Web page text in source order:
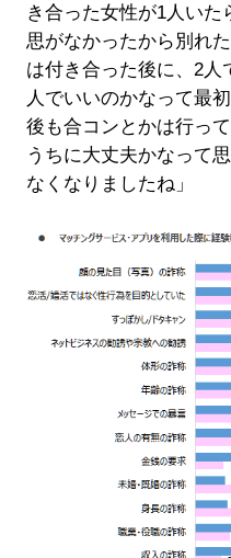
き合った女性が1人い
思がなかったから別れ
は付き合った後に、2
人でいいのかなって最
後も合コンとかは行っ
うちに大丈夫かなって
なくなりましたね」